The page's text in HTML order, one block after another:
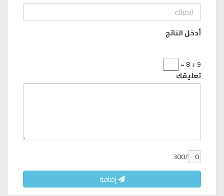
أدخل الناتج
9 + 8 =
تعليقك
/300
إضافة